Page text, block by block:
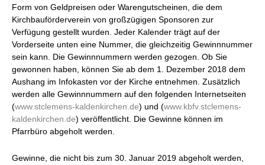
Form von Geldpreisen oder Warengutscheinen, die dem
Kirchbauförderverein von großzügigen Sponsoren zur
Verfügung gestellt wurden. Jeder Kalender trägt auf der
Vorderseite unten eine Nummer, die gleichzeitig Gewinnnummer
sein kann. Die Gewinnnummern werden gezogen. Ob Sie
gewonnen haben, können Sie ab dem 1. Dezember 2018 dem
Aushang im Infokasten vor der Kirche entnehmen. Zusätzlich
werden alle Gewinnnummern auf den folgenden Internetseiten
(www.stclemens-kaldenkirchen.de) und (www.kbfv.stclemens-
kaldenkirchen.de) veröffentlicht. Die Gewinne können im
Pfarrbüro abgeholt werden.
Gewinne, die nicht bis zum 30. Januar 2019 abgeholt werden,